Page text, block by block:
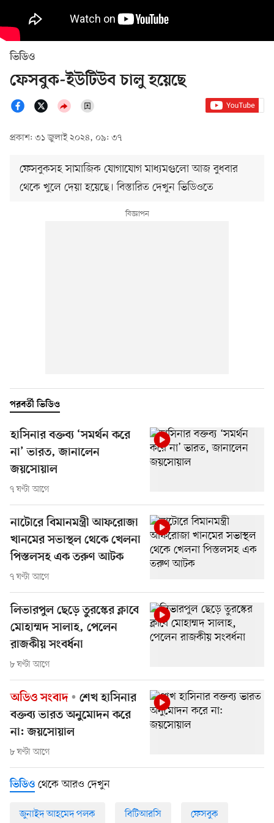
ভিডিও
ফেসবুক-ইউটিউব চালু হয়েছে
প্রকাশ: ৩১ জুলাই ২০২৪, ০৯: ৩৭
ফেসবুকসহ সামাজিক যোগাযোগ মাধ্যমগুলো আজ বুধবার
থেকে খুলে দেয়া হয়েছে। বিস্তারিত দেখুন ভিডিওতে
পরবর্তী ভিডিও
হাসিনার বক্তব্য ‘সমর্থন করে
না’ ভারত, জানালেন
জয়সোয়াল
৭ ঘণ্টা আগে
নাটোরে বিমানমন্ত্রী আফরোজা
খানমের সভাস্থল থেকে খেলনা
পিস্তলসহ এক তরুণ আটক
৭ ঘণ্টা আগে
লিভারপুল ছেড়ে তুরস্কের ক্লাবে
মোহাম্মদ সালাহ, পেলেন
রাজকীয় সংবর্ধনা
৮ ঘণ্টা আগে
অডিও সংবাদ
শেখ হাসিনার
বক্তব্য ভারত অনুমোদন করে
না: জয়সোয়াল
৮ ঘণ্টা আগে
ভিডিও থেকে আরও দেখুন
জুনাইদ আহমেদ পলক বিটিআরসি ফেসবুক